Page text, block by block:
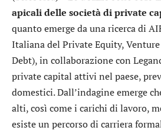
apicali delle società di private
quanto emerge da una ricerca di
Italiana del Private Equity,
Debt), in collaborazione con
private capital attivi nel paese,
domestici. Dall’indagine emerge
alti, così come i carichi di lavoro,
esiste un percorso di carriera